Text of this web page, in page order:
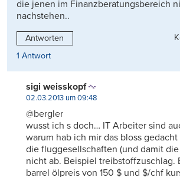
die jenen im Finanzberatungsbereich
nachstehen..
Antworten
1 Antwort
sigi weisskopf
02.03.2013 um 09:48
@bergler
wusst ich s doch… IT Arbeiter sind
warum hab ich mir das bloss gedacht
die fluggesellschaften (und damit
nicht ab. Beispiel treibstoffzuschlag.
barrel ölpreis von 150 $ und $/chf